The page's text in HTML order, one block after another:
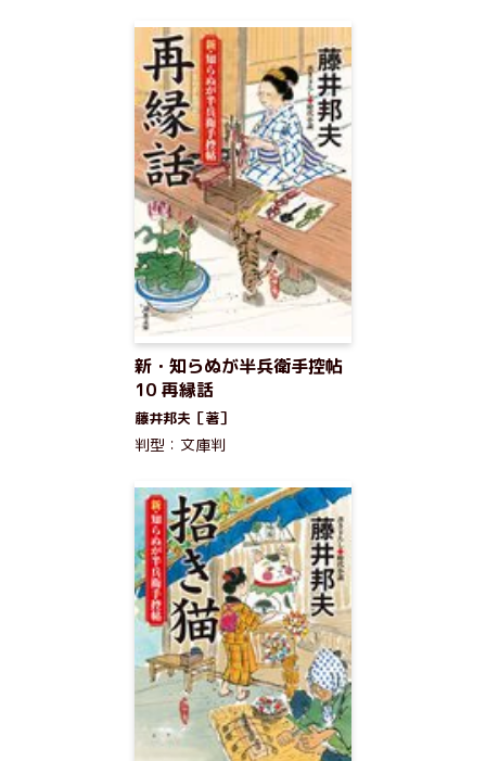
新・知らぬが半兵衛手控帖
10 再縁話
藤井邦夫［著］
判型：文庫判